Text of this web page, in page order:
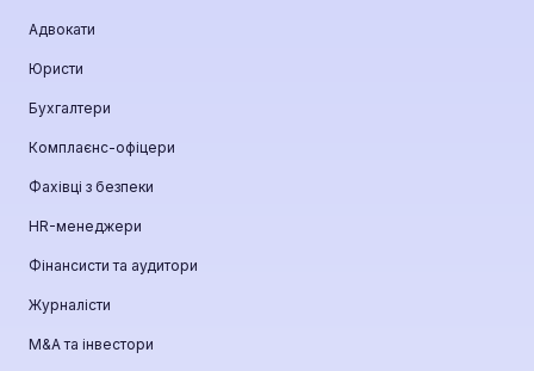
Адвокати
Юристи
Бухгалтери
Комплаєнс-офіцери
Фахівці з безпеки
HR-менеджери
Фінансисти та аудитори
Журналісти
М&A та інвестори